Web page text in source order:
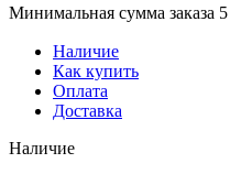
Минимальная сумма заказа
Наличие
Как купить
Оплата
Доставка
Наличие